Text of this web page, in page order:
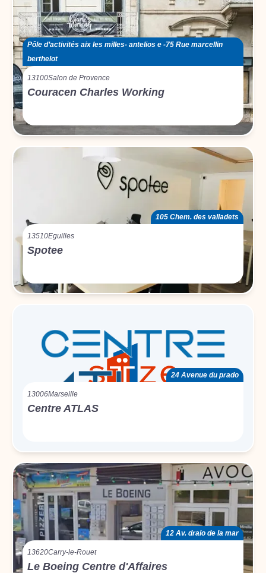
Pôle d’activités aix les milles- antelios e -75 Rue marcellin
berthelot
13100Salon de Provence
Couracen Charles Working
105 Chem. des valladets
13510Eguilles
Spotee
24 Avenue du prado
13006Marseille
Centre ATLAS
12 Av. draio de la mar
13620Carry-le-Rouet
Le Boeing Centre d'Affaires